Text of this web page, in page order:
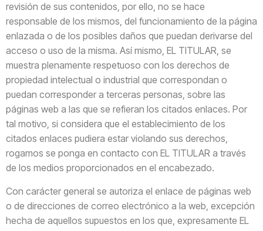
revisión de sus contenidos, por ello, no se hace
responsable de los mismos, del funcionamiento de la página
enlazada o de los posibles daños que puedan derivarse del
acceso o uso de la misma. Así mismo, EL TITULAR, se
muestra plenamente respetuoso con los derechos de
propiedad intelectual o industrial que correspondan o
puedan corresponder a terceras personas, sobre las
páginas web a las que se refieran los citados enlaces. Por
tal motivo, si considera que el establecimiento de los
citados enlaces pudiera estar violando sus derechos,
rogamos se ponga en contacto con EL TITULAR a través
de los medios proporcionados en el encabezado.
Con carácter general se autoriza el enlace de páginas web
o de direcciones de correo electrónico a la web, excepción
hecha de aquellos supuestos en los que, expresamente EL